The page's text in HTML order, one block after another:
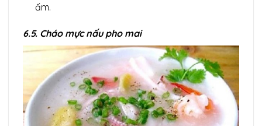
ấm.
6.5. Cháo mực nấu pho mai